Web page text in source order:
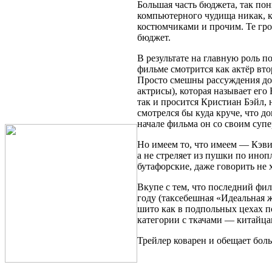
Большая часть бюджета, так
компьютерного чудища никак,
костюмчиками и прочим. Те
бюджет.
В результате на главную роль
фильме смотрится как актёр
Просто смешны рассуждения
актрисы), которая называет
так и просится Кристиан Бэйл,
смотрелся бы куда круче, что
начале фильма он со своим
Но имеем то, что имеем —
а не стреляет из пушки по
бутафорские, даже говорить не
Вкупе с тем, что последний
году (таксебешная «Идеальная
шито как в подпольных цехах
категории с ткачами —
Трейлер коварен и обещает